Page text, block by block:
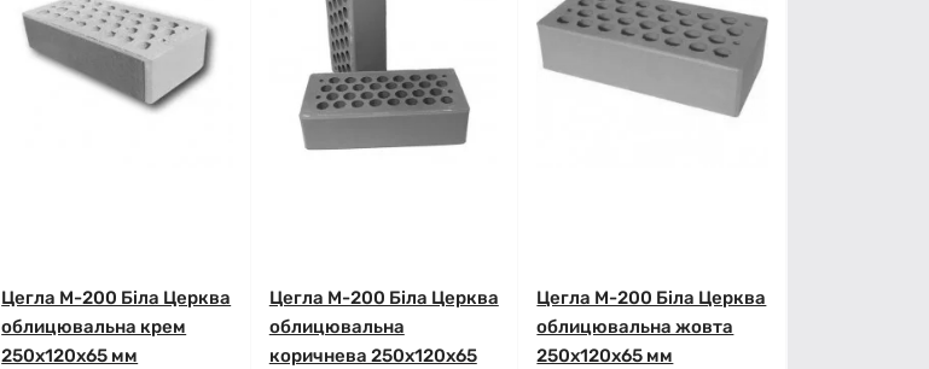
Цегла М-200 Біла Церква
облицювальна крем
250х120х65 мм
Цегла М-200 Біла Церква
облицювальна
коричнева 250х120х65
Цегла М-200 Біла Церква
облицювальна жовта
250х120х65 мм